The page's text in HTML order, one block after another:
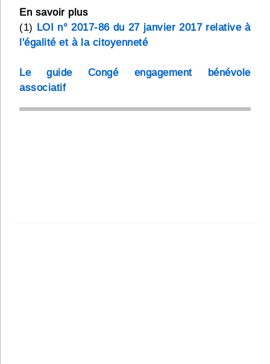
En savoir plus
(1) LOI n° 2017-86 du 27 janvier 2017 relative à
l'égalité et à la citoyenneté
Le guide Congé engagement bénévole
associatif